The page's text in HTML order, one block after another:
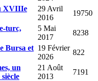
XVIIIe
29 Avril
2016
19750
turc,
5 Mai
2017
8238
Bursa et 19 Février
2026
822
un
21 Août
2013
7191